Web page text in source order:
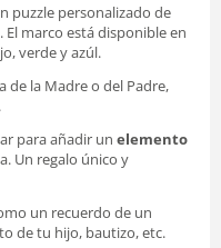
puzzle personalizado de
marco está disponible en
verde y azúl.
de la Madre o del Padre,
para añadir un elemento
Un regalo único y
un recuerdo de un
de tu hijo, bautizo, etc.